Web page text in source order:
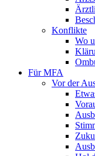
Konflikte
Wo
Für MFA
Vor der